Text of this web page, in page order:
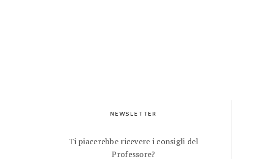
NEWSLETTER
Ti piacerebbe ricevere i consigli del
Professore?